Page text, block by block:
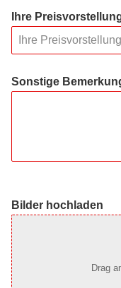
Ihre
Sonstige
Bilder hochladen
Drag